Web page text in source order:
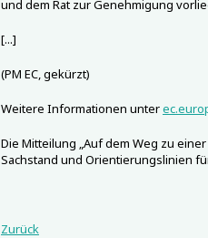
und dem Rat zur Genehmigung
[...]
(PM EC, gekürzt)
Weitere Informationen unter
Die Mitteilung „Auf dem Weg zu
Sachstand und Orientierungslinien
Zurück